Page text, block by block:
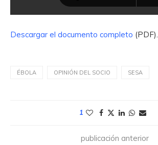
Descargar el documento completo (PDF).
ÉBOLA OPINIÓN DEL SOCIO SESA
1
publicación anterior